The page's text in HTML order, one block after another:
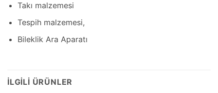
Takı malzemesi
Tespih malzemesi,
Bileklik Ara Aparatı
İLGILI ÜRÜNLER